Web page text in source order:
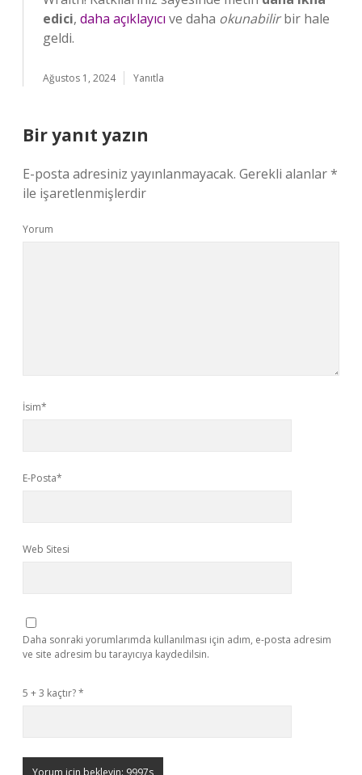
edici, daha açıklayıcı ve daha okunabilirbir hale
geldi.
Ağustos 1, 2024 Yanıtla
Bir yanıt yazın
E-posta adresiniz yayınlanmayacak. Gerekli alanlar*
ile işaretlenmişlerdir
Yorum
İsim*
E-Posta*
Web Sitesi
Daha sonraki yorumlarımda kullanılması için adım, e-posta adresim
ve site adresim bu tarayıcıya kaydedilsin.
5 + 3 kaçtır?*